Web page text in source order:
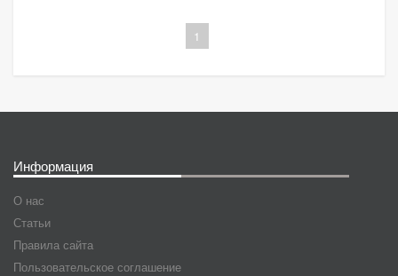
1
Информация
О нас
Статьи
Правила сайта
Пользовательское соглашение